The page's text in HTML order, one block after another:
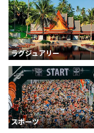
ラグジュアリー
スポーツ